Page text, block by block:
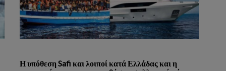
Η υπόθεση Safi και λοιποί κατά Ελλάδας και η